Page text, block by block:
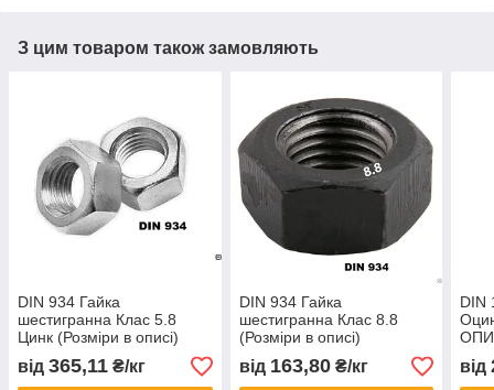
З цим товаром також замовляють
DIN 934 Гайка
шестигранна Клас 5.8
Цинк (Розміри в описі)
від 365,11 ₴/кг
DIN 934 Гайка
шестигранна Клас 8.8
(Розміри в описі)
від 163,80₴/кг
DIN
від